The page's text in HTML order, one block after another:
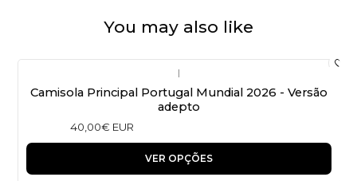
You may also like
|
Camisola Principal Portugal Mundial 2026 - Versão
adepto
40,00€ EUR
VER OPÇÕES